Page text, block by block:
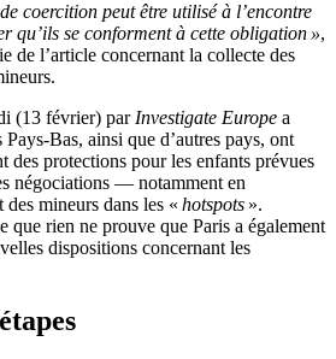
coercition peut être utilisé à l’encontre
qu’ils se conforment à cette obligation »,
de l’article concernant la collecte des
(13 février) parInvestigate Europe a
Bas, ainsi que d’autres pays, ont
des protections pour les enfants prévues
négociations — notamment en
des mineurs dans les « hotspots ».
que rien ne prouve que Paris a également
dispositions concernant les